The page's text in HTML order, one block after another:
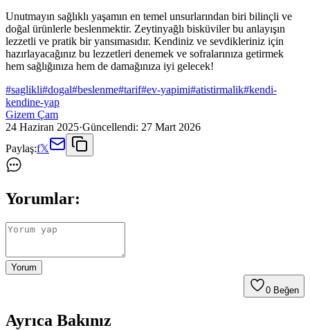
Unutmayın sağlıklı yaşamın en temel unsurlarından biri bilinçli ve
doğal ürünlerle beslenmektir. Zeytinyağlı bisküviler bu anlayışın
lezzetli ve pratik bir yansımasıdır. Kendiniz ve sevdikleriniz için
hazırlayacağınız bu lezzetleri denemek ve sofralarınıza getirmek
hem sağlığınıza hem de damağınıza iyi gelecek!
#saglikli#dogal#beslenme#tarif#ev-yapimi#atistirmalik#kendi-
kendine-yap
Gizem Çam
24 Haziran 2025·Güncellendi: 27 Mart 2026
Paylaş:f𝕏
Yorumlar:
Yorum
0 Beğen
Ayrıca Bakınız